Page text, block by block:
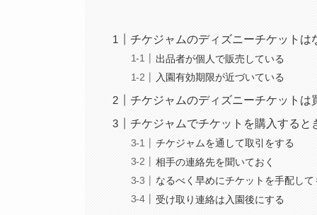
チケジャムのディズニーチケットは
出品者が個人で販売している
入園有効期限が近づいている
チケジャムのディズニーチケットは
チケジャムでチケットを購入すると
チケジャムを通して取引をする
相手の連絡先を聞いておく
なるべく早めにチケットを手配して
受け取り連絡は入園後にする